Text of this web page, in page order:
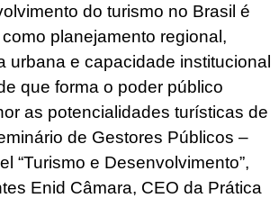
do turismo no Brasil é
planejamento regional,
urbana e capacidade institucional
que forma o poder público
as potencialidades turísticas de
de Gestores Públicos –
“Turismo e Desenvolvimento”,
Enid Câmara, CEO da Prática